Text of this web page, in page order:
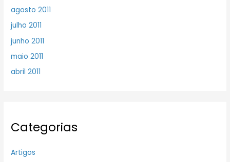
agosto 2011
julho 2011
junho 2011
maio 2011
abril 2011
Categorias
Artigos